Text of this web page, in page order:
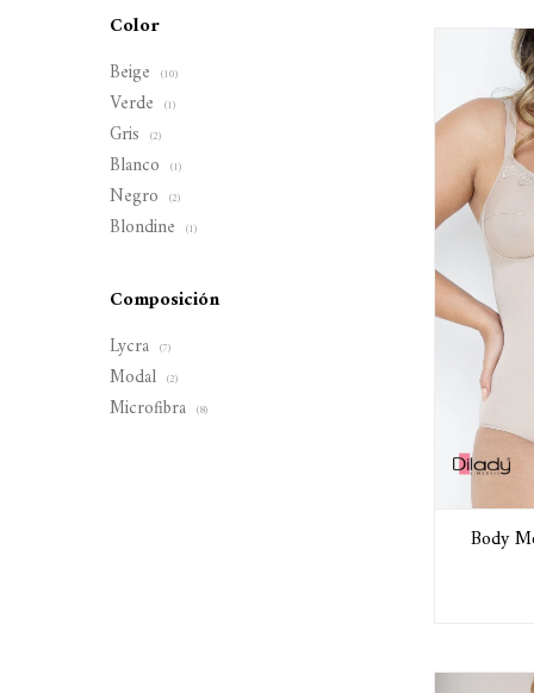
Body
Color
Beige (10)
Verde (1)
Gris (2)
Blanco (1)
Negro (2)
Blondine (1)
Composición
Lycra (7)
Modal (2)
Microfibra (8)